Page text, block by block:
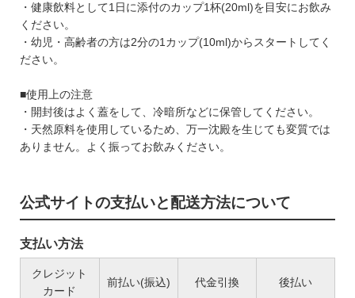
・健康飲料として1日に添付のカップ1杯(20ml)を目安にお飲み
ください。
・幼児・高齢者の方は2分の1カップ(10ml)からスタートしてく
ださい。
■使用上の注意
・開封後はよく蓋をして、冷暗所などに保管してください。
・天然原料を使用しているため、万一沈殿を生じても変質では
ありません。よく振ってお飲みください。
公式サイトの支払いと配送方法について
支払い方法
クレジット
カード
前払い(振込) 代金引換 後払い